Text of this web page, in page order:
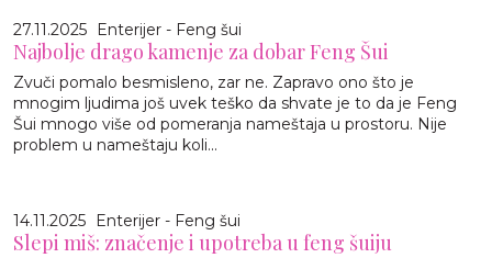
27.11.2025 Enterijer - Feng šui
Najbolje drago kamenje za dobar Feng Šui
Zvuči pomalo besmisleno, zar ne. Zapravo ono što je
mnogim ljudima još uvek teško da shvate je to da je Feng
Šui mnogo više od pomeranja nameštaja u prostoru. Nije
problem u nameštaju koli...
14.11.2025 Enterijer - Feng šui
Slepi miš: značenje i upotreba u feng šuiju